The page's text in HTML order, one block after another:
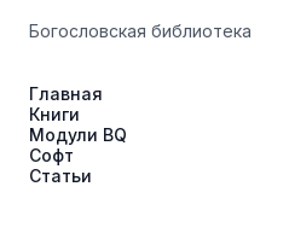
Богословская библиотека
Главная
Книги
Модули BQ
Софт
Статьи